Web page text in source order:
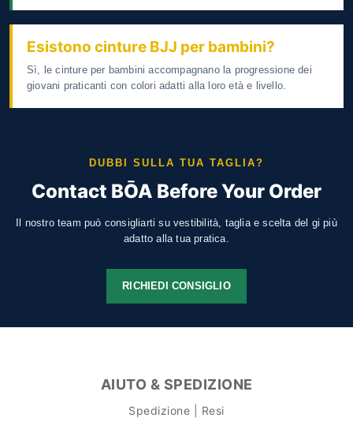
Esistono cinture BJJ per bambini?
Sì, le cinture per bambini accompagnano la progressione dei
giovani praticanti con colori adatti alla loro età e livello.
DUBBI SULLA TUA TAGLIA?
Contact BŌA Before Your Order
Il nostro team può consigliarti su vestibilità, taglia e scelta del gi più
adatto alla tua pratica.
RICHIEDI CONSIGLIO
AIUTO & SPEDIZIONE
Spedizione | Resi